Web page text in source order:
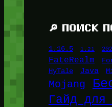
🔎 ПОИСК
1.16.5 1.21
FateRealm
HyTale Java
Mojang
Гайд для